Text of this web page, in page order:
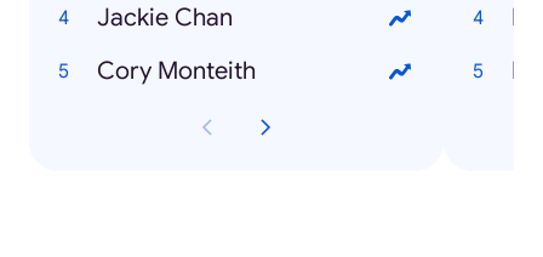
Jackie Chan
Cory Monteith